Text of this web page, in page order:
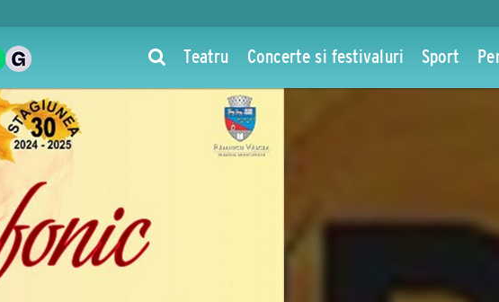
Teatru Concerte si festivaluri Sport